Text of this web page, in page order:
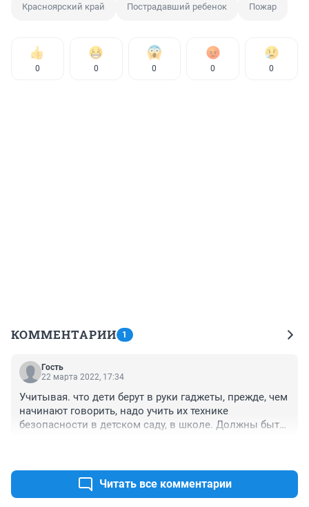
Красноярский край Пострадавший ребенок Пожар
0 0 0 0 0
КОММЕНТАРИИ 1
Гость
22 марта 2022, 17:34
Учитывая. что дети берут в руки гаджеты, прежде, чем
начинают говорить, надо учить их технике
безопасности в детском саду, в школе. Должны быть
Читать все комментарии